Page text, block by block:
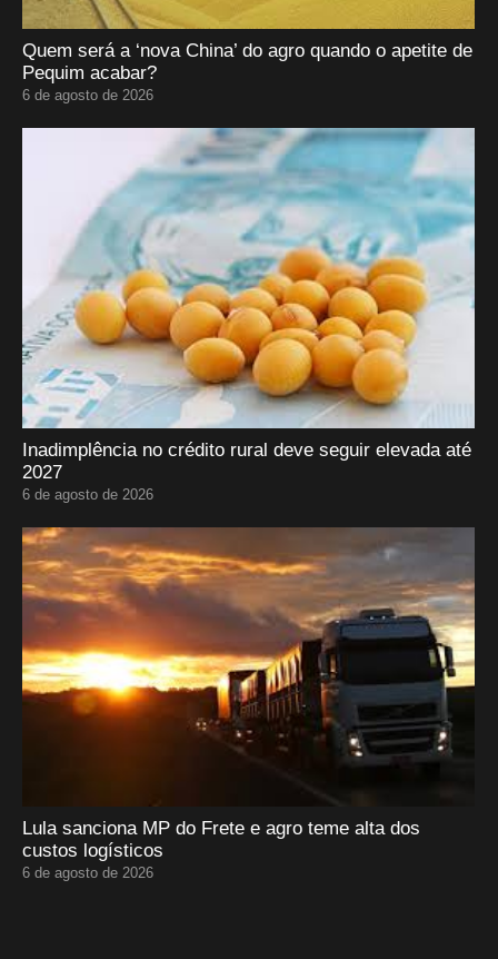
Quem será a ‘nova China’ do agro quando o apetite de
Pequim acabar?
6 de agosto de 2026
Inadimplência no crédito rural deve seguir elevada até
2027
6 de agosto de 2026
Lula sanciona MP do Frete e agro teme alta dos
custos logísticos
6 de agosto de 2026